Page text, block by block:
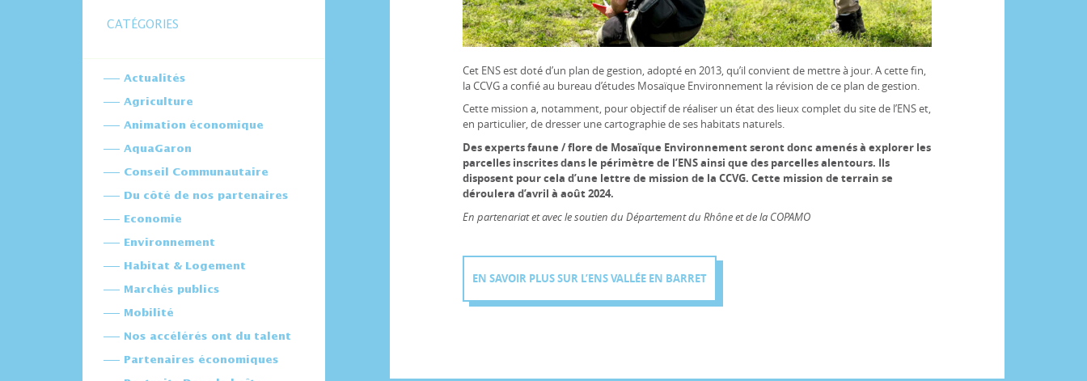
CATÉGORIES
Actualités
Agriculture
Animation économique
AquaGaron
Conseil Communautaire
Du côté de nos partenaires
Economie
Environnement
Habitat & Logement
Marchés publics
Mobilité
Nos accélérés ont du talent
Partenaires économiques
Cet ENS est doté d’un plan de gestion, adopté en 2013, qu’il convient de mettre à jour. A cette fin,
la CCVG a confié au bureau d’études Mosaïque Environnement la révision de ce plan de gestion.
Cette mission a, notamment, pour objectif de réaliser un état des lieux complet du site de l’ENS et,
en particulier, de dresser une cartographie de ses habitats naturels.
Des experts faune / flore de Mosaïque Environnement seront donc amenés à explorer les
parcelles inscrites dans le périmètre de l’ENS ainsi que des parcelles alentours. Ils
disposent pour cela d’une lettre de mission de la CCVG. Cette mission de terrain se
déroulera d’avril à août 2024.
En partenariat et avec le soutien du Département du Rhône et de la COPAMO
EN SAVOIR PLUS SUR L’ENS VALLÉE EN BARRET